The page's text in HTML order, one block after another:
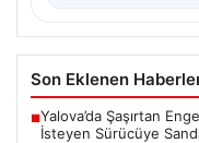
Son Eklenen
■Yalova’da Şaşırtan
İsteyen Sürücüye